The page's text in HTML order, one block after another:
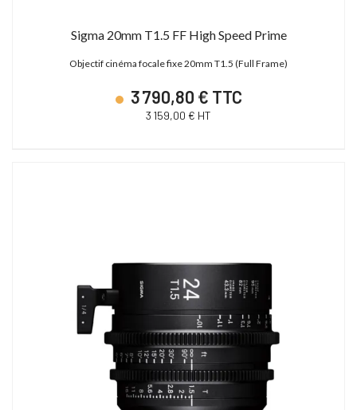
Sigma 20mm T1.5 FF High Speed Prime
Objectif cinéma focale fixe 20mm T1.5 (Full Frame)
3 790,80 € TTC
3 159,00 € HT